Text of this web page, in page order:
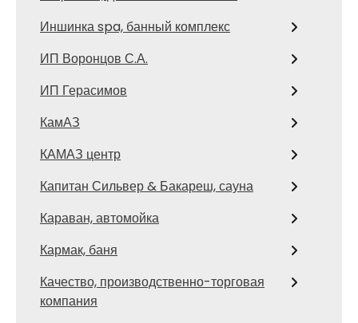
Иншинка spa, банный комплекс
ИП Воронцов С.А.
ИП Герасимов
КамАЗ
КАМАЗ центр
Капитан Сильвер & Бакареш, сауна
Караван, автомойка
Кармак, баня
Качество, производственно-торговая
компания